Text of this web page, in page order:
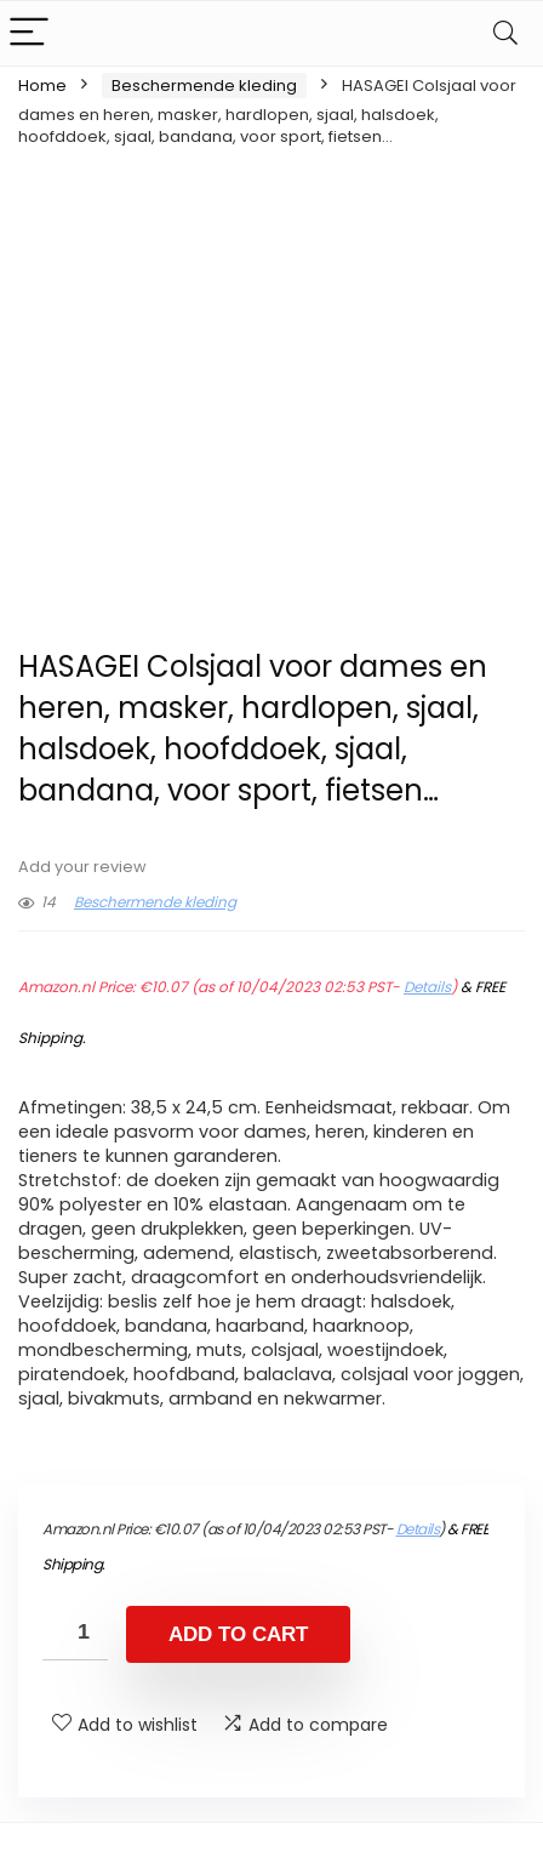
Home Beschermende kleding
HASAGEI Colsjaal voor
dames en heren, masker, hardlopen, sjaal, halsdoek,
hoofddoek, sjaal, bandana, voor sport, fietsen…
HASAGEI Colsjaal voor dames en
heren, masker, hardlopen, sjaal,
halsdoek, hoofddoek, sjaal,
bandana, voor sport, fietsen…
Add your review
14
Beschermende kleding
Amazon.nl Price:€10.07(as of 10/04/2023 02:53 PST- Details)&FREE
Shipping.
Afmetingen: 38,5 x 24,5 cm. Eenheidsmaat, rekbaar. Om
een ideale pasvorm voor dames, heren, kinderen en
tieners te kunnen garanderen.
Stretchstof: de doeken zijn gemaakt van hoogwaardig
90% polyester en 10% elastaan. Aangenaam om te
dragen, geen drukplekken, geen beperkingen. UV-
bescherming, ademend, elastisch, zweetabsorberend.
Super zacht, draagcomfort en onderhoudsvriendelijk.
Veelzijdig: beslis zelf hoe je hem draagt: halsdoek,
hoofddoek, bandana, haarband, haarknoop,
mondbescherming, muts, colsjaal, woestijndoek,
piratendoek, hoofdband, balaclava, colsjaal voor joggen,
sjaal, bivakmuts, armband en nekwarmer.
Amazon.nl Price:€10.07(as of 10/04/2023 02:53 PST-Details)&FREE
Shipping.
ADD TO CART
Add to wishlist Add to compare